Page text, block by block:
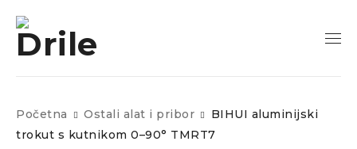
Početna Ostali alat i pribor
BIHUI aluminijski
trokut s kutnikom 0–90° TMRT7